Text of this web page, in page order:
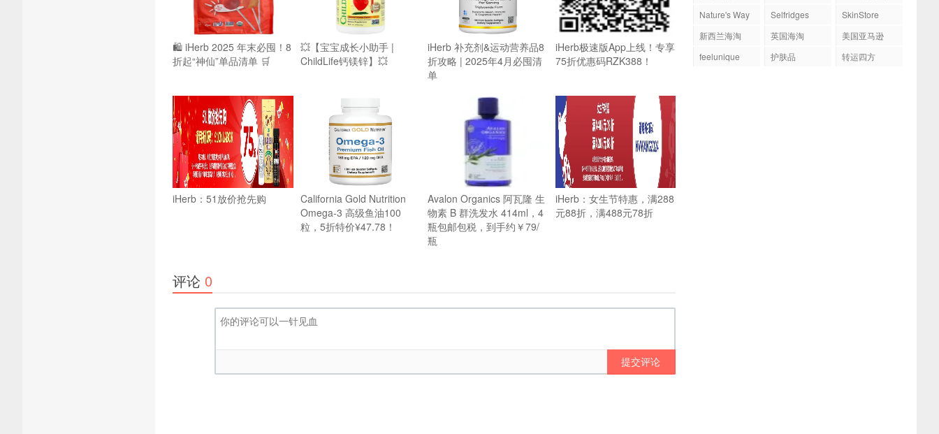
🛍️ iHerb 2025 年末必囤！8
折起“神仙”单品清单 🛒
💥【宝宝成长小助手 |
ChildLife钙镁锌】💥
iHerb 补充剂&运动营养品8
折攻略 | 2025年4月必囤清
单
iHerb极速版App上线！专享
75折优惠码RZK388！
iHerb：51放价抢先购
California Gold Nutrition
Omega-3 高级鱼油100
粒，5折特价¥47.78！
Avalon Organics 阿瓦隆 生
物素 B 群洗发水 414ml，4
瓶包邮包税，到手约￥79/
瓶
iHerb：女生节特惠，满288
元88折，满488元78折
评论 0
提交评论
Nature's Way
Selfridges
SkinStore
新西兰海淘
英国海淘
美国亚马逊
feelunique
护肤品 转运四方